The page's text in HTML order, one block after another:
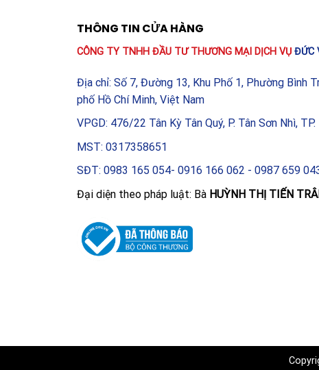
THÔNG TIN CỬA HÀNG
CÔNG TY TNHH ĐẦU TƯ THƯƠNG MẠI DỊCH VỤ ĐỨC
Địa chỉ: Số 7, Đường 13, Khu Phố 1, Phường Bình
phố Hồ Chí Minh, Việt Nam
VPGD: 476/22 Tân Kỳ Tân Quý, P. Tân Sơn Nhì, TP.
MST: 0317358651
SĐT: 0983 165 054- 0916 166 062 - 0987 659
Đại diện theo pháp luật: Bà HUỲNH THỊ TIẾN